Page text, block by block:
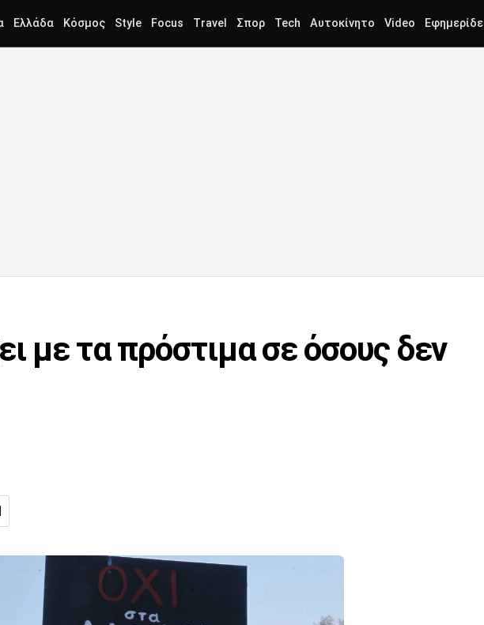
Ελλάδα Κόσμος Style Focus Travel Σπορ Tech Αυτοκίνητο Video
με τα πρόστιμα σε όσους δεν